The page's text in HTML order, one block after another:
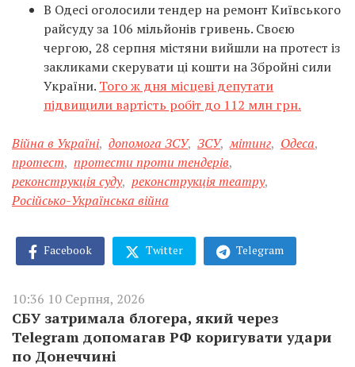
В Одесі оголосили тендер на ремонт Київського
райсуду за 106 мільйонів гривень. Своєю
чергою, 28 серпня містяни вийшли на протест із
закликами скерувати ці кошти на Збройні сили
України. Того ж дня місцеві депутати
підвищили вартість робіт до 112 млн грн.
Війна в Україні, допомога ЗСУ, ЗСУ, мітинг, Одеса,
протест, протести проти тендерів,
реконструкція суду, реконструкція театру,
Російсько-Українська війна
Facebook Twitter Telegram
10:36 10 Серпня, 2026
СБУ затримала блогера, який через
Telegram допомагав РФ коригувати удари
по Донеччині